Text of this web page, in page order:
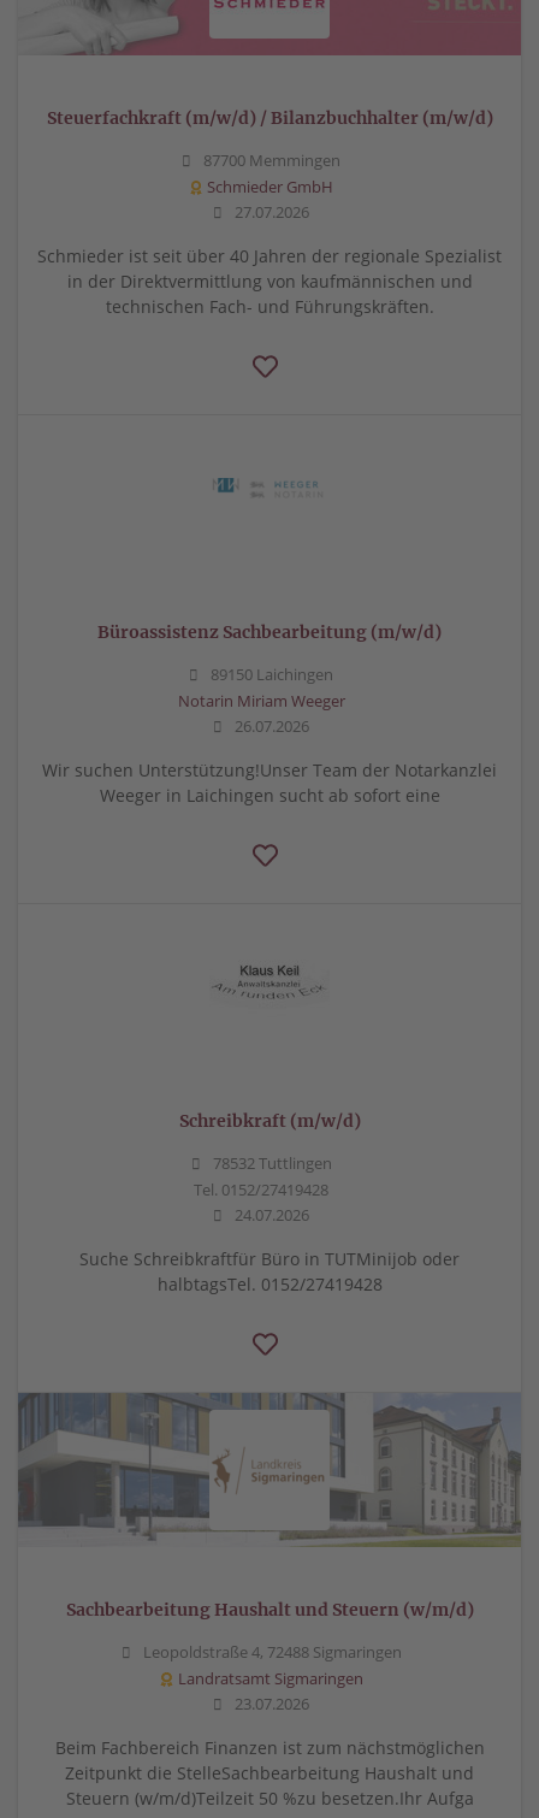
Steuerfachkraft (m/w/d) / Bilanzbuchhalter (m/w/d)
87700 Memmingen
Schmieder GmbH
27.07.2026
Schmieder ist seit über 40 Jahren der regionale Spezialist
in der Direktvermittlung von kaufmännischen und
technischen Fach- und Führungskräften.
Büroassistenz Sachbearbeitung (m/w/d)
89150 Laichingen
Notarin Miriam Weeger
26.07.2026
Wir suchen Unterstützung!Unser Team der Notarkanzlei
Weeger in Laichingen sucht ab sofort eine
Schreibkraft (m/w/d)
78532 Tuttlingen
Tel. 0152/27419428
24.07.2026
Suche Schreibkraftfür Büro in TUTMinijob oder
halbtagsTel. 0152/27419428
Sachbearbeitung Haushalt und Steuern (w/m/d)
Leopoldstraße 4, 72488 Sigmaringen
Landratsamt Sigmaringen
23.07.2026
Beim Fachbereich Finanzen ist zum nächstmöglichen
Zeitpunkt die StelleSachbearbeitung Haushalt und
Steuern (w/m/d)Teilzeit 50 %zu besetzen.Ihr Aufga